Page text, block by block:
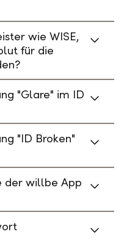
wie WISE,
für die
"Glare" im ID
"ID Broken"
der willbe App